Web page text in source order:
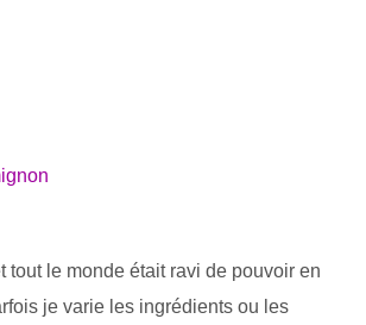
le monde était ravi de pouvoir en
je varie les ingrédients ou les